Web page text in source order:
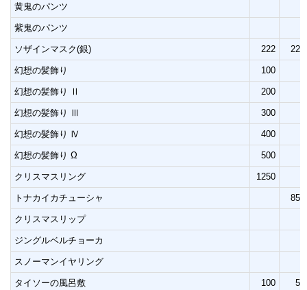
黄鬼のパンツ
紫鬼のパンツ
ソザインマスク(銀) 222 222
幻想の髪飾り 100
幻想の髪飾り Ⅱ 200
幻想の髪飾り Ⅲ 300
幻想の髪飾り Ⅳ 400
幻想の髪飾り Ω 500
クリスマスリング 1250
トナカイカチューシャ 850
クリスマスリップ
ジングルベルチョーカ
スノーマンイヤリング
タイソーの風呂敷 100 50